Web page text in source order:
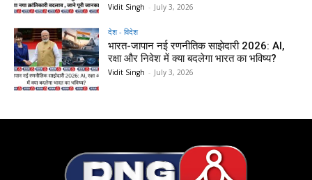
Vidit Singh - July 3, 2026
देश - विदेश
भारत-जापान नई रणनीतिक साझेदारी 2026: AI,
रक्षा और निवेश में क्या बदलेगा भारत का भविष्य?
Vidit Singh - July 3, 2026